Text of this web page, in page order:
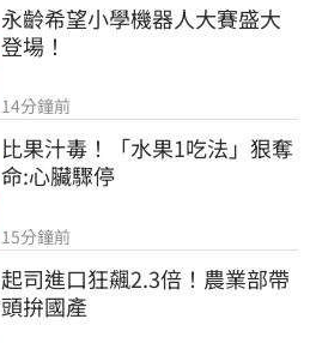
永齡希望小學機器人大賽盛大
登場！
14分鐘前
比果汁毒！「水果1吃法」狠奪
命:心臟驟停
15分鐘前
起司進口狂飆2.3倍！農業部帶
頭拚國產